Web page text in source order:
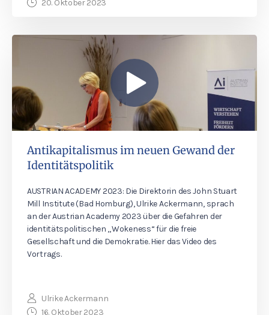
20. Oktober 2023
Antikapitalismus im neuen Gewand der
Identitätspolitik
AUSTRIAN ACADEMY 2023: Die Direktorin des John Stuart
Mill Institute (Bad Homburg), Ulrike Ackermann, sprach
an der Austrian Academy 2023 über die Gefahren der
identitätspolitischen „Wokeness“ für die freie
Gesellschaft und die Demokratie. Hier das Video des
Vortrags.
Ulrike Ackermann
16. Oktober 2023